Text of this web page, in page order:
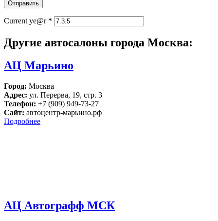
Current ye@r *
Другие автосалоны города Москва:
АЦ Марьино
Город: Москва
Адрес: ул. Перерва, 19, стр. 3
Телефон: +7 (909) 949-73-27
Сайт: автоцентр-марьино.рф
Подробнее
АЦ Автографф МСК